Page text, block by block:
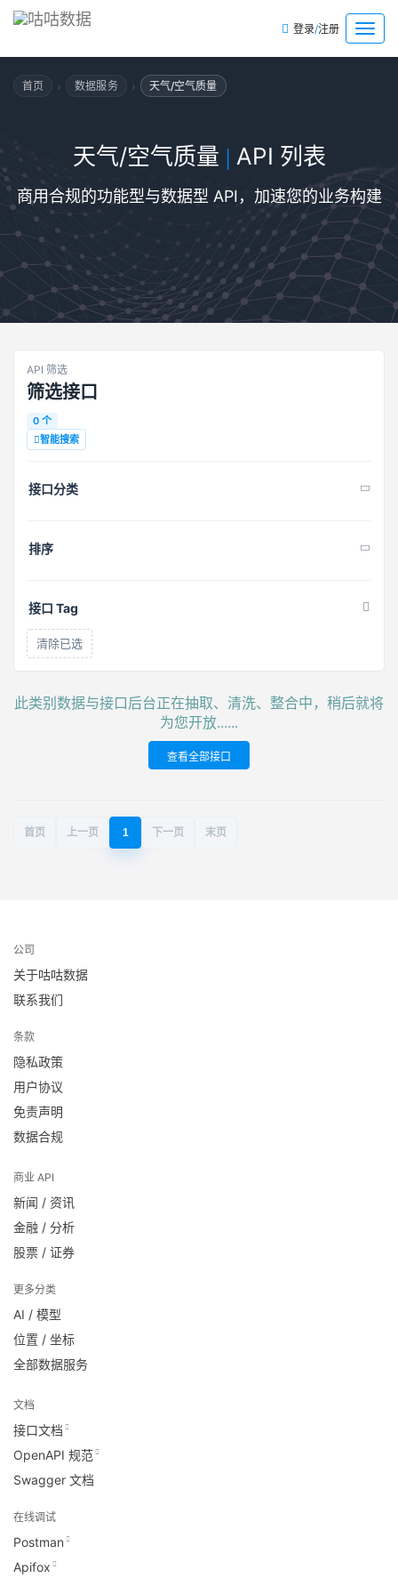
菜
单
登录/注册
首页 › 数据服务 › 天气/空气质量
天气/空气质量 | API 列表
商用合规的功能型与数据型 API，加速您的业务构建
API 筛选
筛选接口
0 个
智能搜索
接口分类
排序
接口 Tag
清除已选
此类别数据与接口后台正在抽取、清洗、整合中，稍后就将
为您开放......
查看全部接口
首页 上一页 1 下一页 末页
公司
关于咕咕数据
联系我们
条款
隐私政策
用户协议
免责声明
数据合规
商业 API
新闻 / 资讯
金融 / 分析
股票 / 证券
更多分类
AI / 模型
位置 / 坐标
全部数据服务
文档
接口文档
OpenAPI 规范
Swagger 文档
在线调试
Postman
Apifox